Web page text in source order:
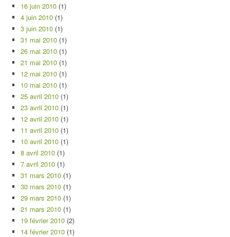
16 juin 2010 (1)
4 juin 2010 (1)
3 juin 2010 (1)
31 mai 2010 (1)
26 mai 2010 (1)
21 mai 2010 (1)
12 mai 2010 (1)
10 mai 2010 (1)
25 avril 2010 (1)
23 avril 2010 (1)
12 avril 2010 (1)
11 avril 2010 (1)
10 avril 2010 (1)
8 avril 2010 (1)
7 avril 2010 (1)
31 mars 2010 (1)
30 mars 2010 (1)
29 mars 2010 (1)
21 mars 2010 (1)
19 février 2010 (2)
14 février 2010 (1)